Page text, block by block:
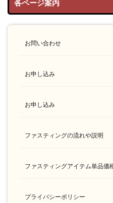
各ページ案内
お問い合わせ
お申し込み
お申し込み
ファスティングの流れや説明
ファスティングアイテム単品価
プライバシーポリシー